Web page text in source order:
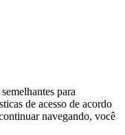
para
de acesso de acordo
navegando, você